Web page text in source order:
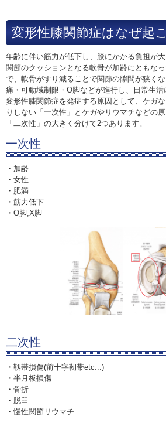
変形性膝関節症はなぜ起
年齢に伴い筋力が低下し、膝にかかる負担が
関節のクッションとなる軟骨が加齢にともな
で、軟骨がすり減ることで関節の隙間が狭く
痛・可動域制限・O脚などが進行し、日常生活
変形性膝関節症を発症する原因として、ケガ
りしない「一次性」とケガやリウマチなどの
「二次性」の大きく分けて2つあります。
一次性
・加齢
・女性
・肥満
・筋力低下
・O脚,X脚
二次性
・靱帯損傷(前十字靭帯etc...)
・半月板損傷
・骨折
・脱臼
・慢性関節リウマチ